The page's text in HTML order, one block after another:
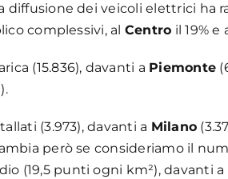
diffusione dei veicoli elettrici ha
complessivi, al Centro il 19% e
(15.836), davanti a Piemonte
(3.973), davanti a Milano
però se consideriamo il
(19,5 punti ogni km²), davanti a